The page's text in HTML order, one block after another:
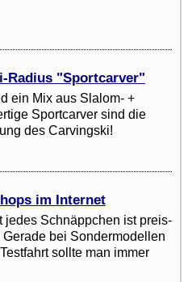
Radius "Sportcarver"
ein Mix aus Slalom- +
Sportcarver sind die
des Carvingski!
im Internet
jedes Schnäppchen ist preis-
Gerade bei Sondermodellen
sollte man immer